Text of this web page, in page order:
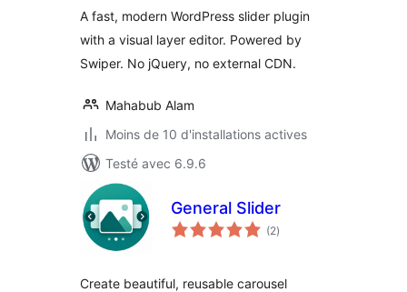
A fast, modern WordPress slider plugin
with a visual layer editor. Powered by
Swiper. No jQuery, no external CDN.
Mahabub Alam
Moins de 10 d'installations actives
Testé avec 6.9.6
General Slider
(2notes
en
)
Create beautiful, reusable carousel